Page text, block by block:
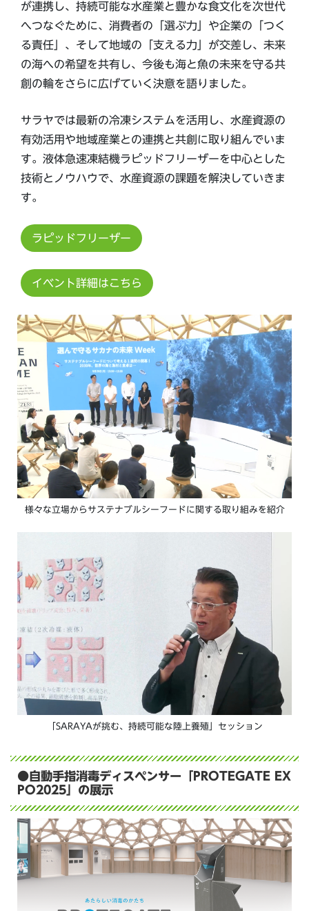
が連携し、持続可能な水産業と豊かな食文化を次世代
へつなぐために、消費者の「選ぶ力」や企業の「つく
る責任」、そして地域の「支える力」が交差し、未来
の海への希望を共有し、今後も海と魚の未来を守る共
創の輪をさらに広げていく決意を語りました。
サラヤでは最新の冷凍システムを活用し、水産資源の
有効活用や地域産業との連携と共創に取り組んでいま
す。液体急速凍結機ラピッドフリーザーを中心とした
技術とノウハウで、水産資源の課題を解決していきま
す。
ラピッドフリーザー
イベント詳細はこちら
様々な立場からサステナブルシーフードに関する取り組みを紹介
「SARAYAが挑む、持続可能な陸上養殖」セッション
●自動手指消毒ディスペンサー「PROTEGATE EX
PO2025」の展示